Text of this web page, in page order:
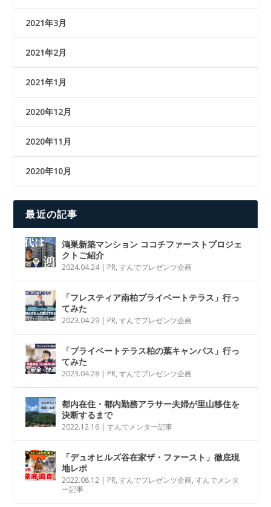
2021年3月
2021年2月
2021年1月
2020年12月
2020年11月
2020年10月
最近の記事
鴻巣新築マンション ココチファーストプロジェ
クトご紹介
2024.04.24| PR,すんでプレゼンツ企画
「フレスティア南柏プライベートテラス」行っ
てみた
2023.04.29 | PR,すんでプレゼンツ企画
「プライベートテラス柏の葉キャンパス」行っ
てみた
2023.04.28 | PR,すんでプレゼンツ企画
都内在住・都内勤務アラサー夫婦が里山移住を
決断するまで
2022.12.16 |すんでメンター記事
「デュオヒルズ谷在家ザ・ファースト」徹底現
地レポ
2022.08.12 | PR,すんでプレゼンツ企画,すんでメンタ
ー記事